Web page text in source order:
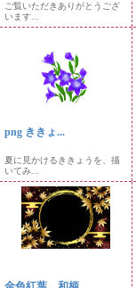
ご覧いただきありがとうござ
います...
png ききょ...
夏に見かけるききょうを、描
いてみ...